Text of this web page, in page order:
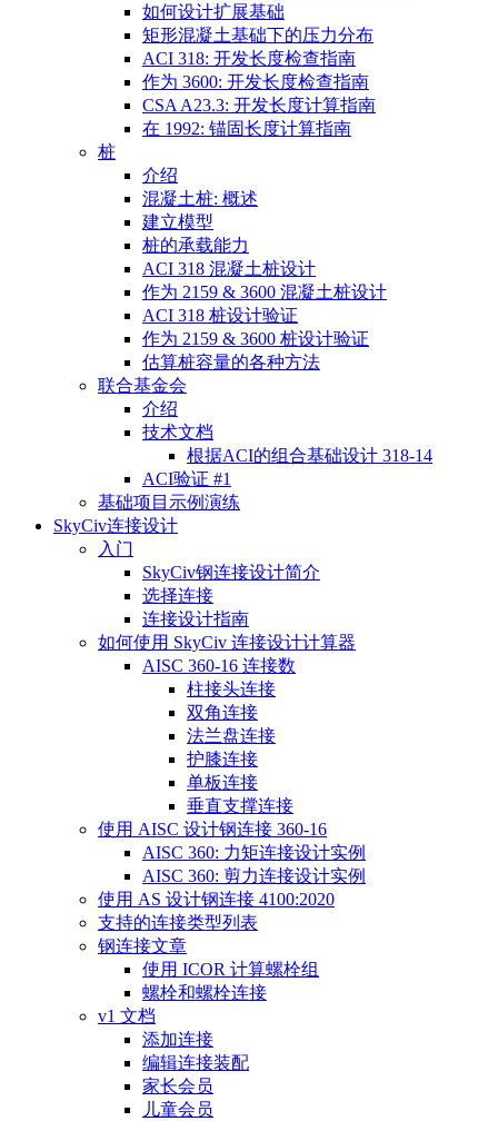
如何设计扩展基础
矩形混凝土基础下的压力分布
ACI 318: 开发长度检查指南
作为 3600: 开发长度检查指南
CSA A23.3: 开发长度计算指南
在 1992: 锚固长度计算指南
桩
介绍
混凝土桩: 概述
建立模型
桩的承载能力
ACI 318 混凝土桩设计
作为 2159 & 3600 混凝土桩设计
ACI 318 桩设计验证
作为 2159 & 3600 桩设计验证
估算桩容量的各种方法
联合基金会
介绍
技术文档
根据ACI的组合基础设计 318-14
ACI验证 #1
基础项目示例演练
SkyCiv连接设计
入门
SkyCiv钢连接设计简介
选择连接
连接设计指南
如何使用 SkyCiv 连接设计计算器
AISC 360-16 连接数
柱接头连接
双角连接
法兰盘连接
护膝连接
单板连接
垂直支撑连接
使用 AISC 设计钢连接 360-16
AISC 360: 力矩连接设计实例
AISC 360: 剪力连接设计实例
使用 AS 设计钢连接 4100:2020
支持的连接类型列表
钢连接文章
使用 ICOR 计算螺栓组
螺栓和螺栓连接
v1 文档
添加连接
编辑连接装配
家长会员
儿童会员